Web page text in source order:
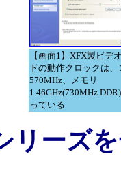
【画面1】XFX製ビデ
ドの動作クロックは、
570MHz、メモリ
1.46GHz(730MHz
っている
リーズ